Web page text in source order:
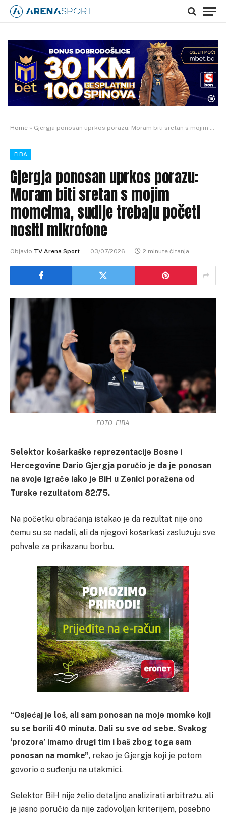
Home » Gjergja ponosan uprkos porazu: Moram biti sretan s mojim momcima, sudije trebaju početi nositi mikrofone
FIBA
Gjergja ponosan uprkos porazu:
Moram biti sretan s mojim
momcima, sudije trebaju početi
nositi mikrofone
Objavio TV Arena Sport 03/07/2026 2 minute čitanja
FOTO: FIBA
Selektor košarkaške reprezentacije Bosne i
Hercegovine Dario Gjergja poručio je da je ponosan
na svoje igrače iako je BiH u Zenici poražena od
Turske rezultatom 82:75.
Na početku obraćanja istakao je da rezultat nije ono
čemu su se nadali, ali da njegovi košarkaši zaslužuju sve
pohvale za prikazanu borbu.
“Osjećaj je loš, ali sam ponosan na moje momke koji
su se borili 40 minuta. Dali su sve od sebe. Svakog
‘prozora’ imamo drugi tim i baš zbog toga sam
ponosan na momke”, rekao je Gjergja koji je potom
govorio o suđenju na utakmici.
Selektor BiH nije želio detaljno analizirati arbitražu, ali
je jasno poručio da nije zadovoljan kriterijem, posebno